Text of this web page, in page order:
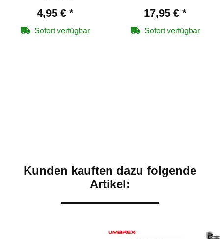
Marker im Kaliber .68
4,95 € *
Sofort verfügbar
17,95 € *
Sofort verfügbar
Kunden kauften dazu folgende
Artikel: